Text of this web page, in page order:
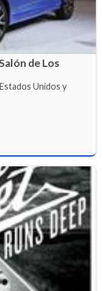
de Los
Unidos y